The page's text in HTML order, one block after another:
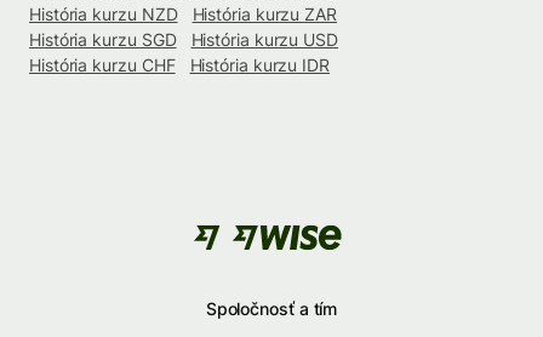
História kurzu NZD
História kurzu ZAR
História kurzu SGD
História kurzu USD
História kurzu CHF
História kurzu IDR
Spoločnosť a tím